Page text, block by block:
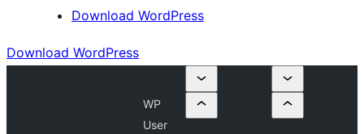
Download WordPress
Download WordPress
WP
User